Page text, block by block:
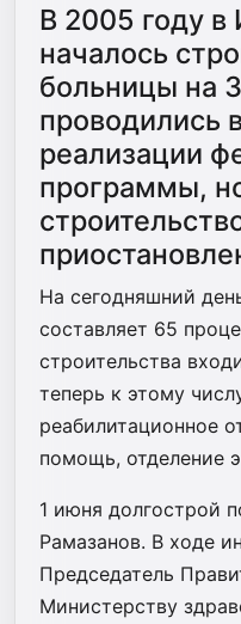
В 2005 году
началось
больницы на
проводились
реализации
программы,
На сегодняшний
составляет 65
строительства
теперь к этому
реабилитационное
помощь, отделение
1 июня долгострой
Рамазанов. В ходе
Председатель
Министерству